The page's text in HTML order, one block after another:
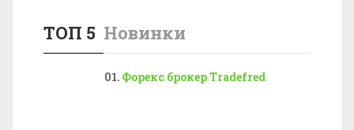
ТОП 5 Новинки
Форекс брокер Tradefred